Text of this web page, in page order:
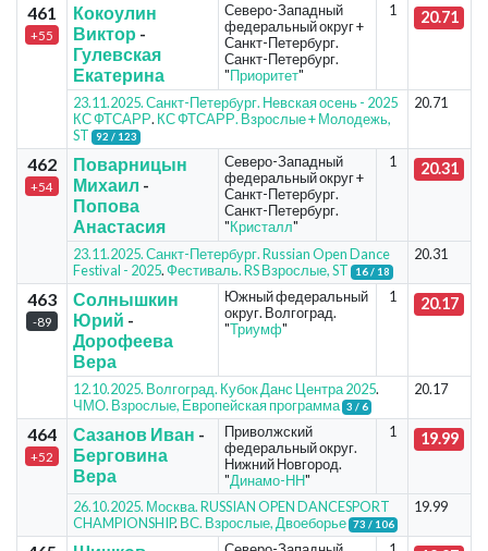
461
+55
Кокоулин
Виктор -
Гулевская
Екатерина
Северо-Западный
федеральный округ +
Санкт-Петербург.
Санкт-Петербург.
"Приоритет"
1 20.71
23.11.2025. Санкт-Петербург. Невская осень - 2025
КС ФТСАРР. КС ФТСАРР. Взрослые + Молодежь,
ST
92 / 123
20.71
462
+54
Поварницын
Михаил -
Попова
Анастасия
Северо-Западный
федеральный округ +
Санкт-Петербург.
Санкт-Петербург.
"Кристалл"
1 20.31
23.11.2025. Санкт-Петербург. Russian Open Dance
Festival - 2025.Фестиваль. RS Взрослые, ST 16 / 18
20.31
463
-89
Солнышкин
Юрий -
Дорофеева
Вера
Южный федеральный
округ. Волгоград.
"Триумф"
1 20.17
12.10.2025. Волгоград. Кубок Данс Центра 2025.
ЧМО. Взрослые, Европейская программа 3 / 6
20.17
464
+52
Сазанов Иван -
Берговина
Вера
Приволжский
федеральный округ.
Нижний Новгород.
"Динамо-НН"
1 19.99
26.10.2025. Москва. RUSSIAN OPEN DANCESPORT
CHAMPIONSHIP. ВС. Взрослые, Двоеборье 73 / 106
19.99